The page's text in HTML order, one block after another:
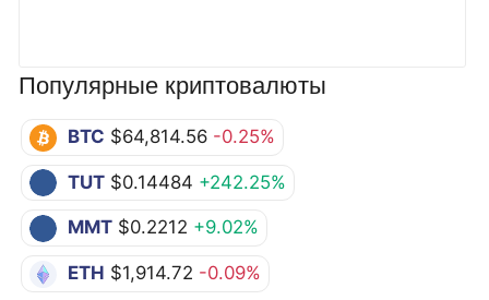
Популярные криптовалюты
BTC $64,814.56 -0.25%
TUT $0.14484 +242.25%
MMT $0.2212 +9.02%
ETH $1,914.72 -0.09%